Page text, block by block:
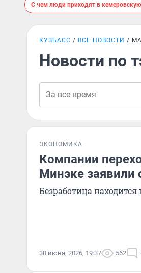
С чем люди приходят в
КУЗБАСС ВСЕ НОВОСТИ
Новости по
ЭКОНОМИКА
Компании
Минэке заявили
Безработица
30 июня, 2026, 19:37 562